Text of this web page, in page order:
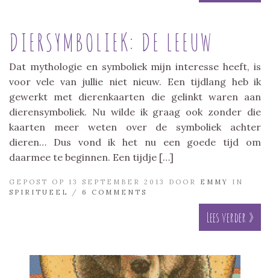
DIERSYMBOLIEK: DE LEEUW
Dat mythologie en symboliek mijn interesse heeft, is
voor vele van jullie niet nieuw. Een tijdlang heb ik
gewerkt met dierenkaarten die gelinkt waren aan
dierensymboliek. Nu wilde ik graag ook zonder die
kaarten meer weten over de symboliek achter
dieren… Dus vond ik het nu een goede tijd om
daarmee te beginnen. Een tijdje […]
GEPOST OP 13 SEPTEMBER 2013 DOOR EMMY
IN
SPIRITUEEL
/ 6 COMMENTS
Lees verder »